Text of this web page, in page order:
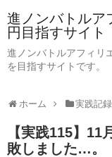
進ノンバトルア
円目指すサイト
進ノンバトルアフィリ
を目指すサイトです。
ホーム 実践記録
【実践115】
敗しました…。